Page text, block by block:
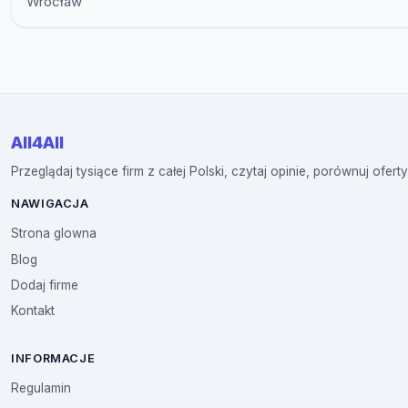
All4All
Przeglądaj tysiące firm z całej Polski, czytaj opinie, porównuj
NAWIGACJA
Strona glowna
Blog
Dodaj firme
Kontakt
INFORMACJE
Regulamin